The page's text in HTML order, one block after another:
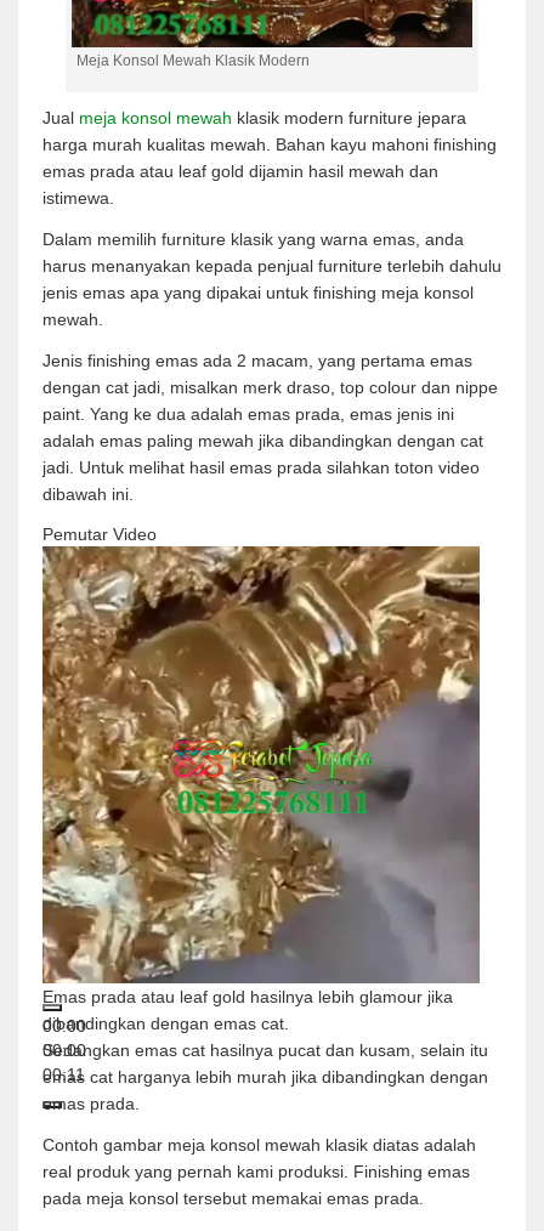
Meja Konsol Mewah Klasik Modern
Jual meja konsol mewah klasik modern furniture jepara
harga murah kualitas mewah. Bahan kayu mahoni finishing
emas prada atau leaf gold dijamin hasil mewah dan
istimewa.
Dalam memilih furniture klasik yang warna emas, anda
harus menanyakan kepada penjual furniture terlebih dahulu
jenis emas apa yang dipakai untuk finishing meja konsol
mewah.
Jenis finishing emas ada 2 macam, yang pertama emas
dengan cat jadi, misalkan merk draso, top colour dan nippe
paint. Yang ke dua adalah emas prada, emas jenis ini
adalah emas paling mewah jika dibandingkan dengan cat
jadi. Untuk melihat hasil emas prada silahkan toton video
dibawah ini.
Pemutar Video
00:00
00:00
00:11
Emas prada atau leaf gold hasilnya lebih glamour jika
dibandingkan dengan emas cat.
Sedangkan emas cat hasilnya pucat dan kusam, selain itu
emas cat harganya lebih murah jika dibandingkan dengan
emas prada.
Contoh gambar meja konsol mewah klasik diatas adalah
real produk yang pernah kami produksi. Finishing emas
pada meja konsol tersebut memakai emas prada.